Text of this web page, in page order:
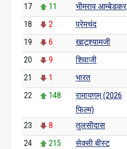
17 11 भीमराव आम्बेडकर
18
2 प्रेमचंद
19
6 खाटूश्यामजी
20
9 शिवाजी
21
1 भारत
22
148
रामायणम् (2026
फिल्म)
23 8 तुलसीदास
24
215 सेक्सी बीस्ट